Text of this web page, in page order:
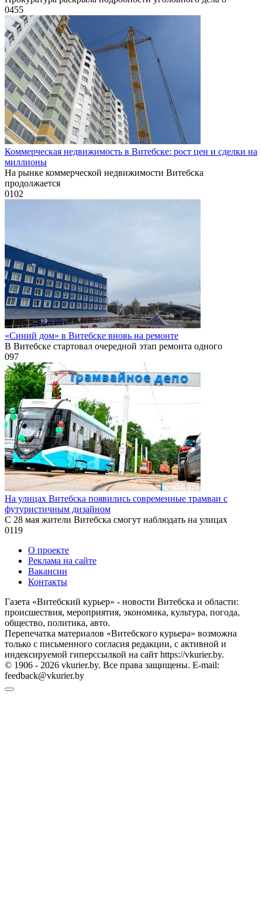
0455
Коммерческая недвижимость в Витебске: рост цен и сделки на
миллионы
На рынке коммерческой недвижимости Витебска
продолжается
0102
«Синий дом» в Витебске вновь на ремонте
В Витебске стартовал очередной этап ремонта одного
097
На улицах Витебска появились современные трамваи с
футуристичным дизайном
С 28 мая жители Витебска смогут наблюдать на улицах
0119
О проекте
Реклама на сайте
Вакансии
Контакты
Газета «Витебский курьер» - новости Витебска и области:
происшествия, мероприятия, экономика, культура, погода,
общество, политика, авто.
Перепечатка материалов «Витебского курьера» возможна
только с письменного согласия редакции, с активной и
индексируемой гиперссылкой на сайт https://vkurier.by.
© 1906 - 2026 vkurier.by. Все права защищены. E-mail:
feedback@vkurier.by